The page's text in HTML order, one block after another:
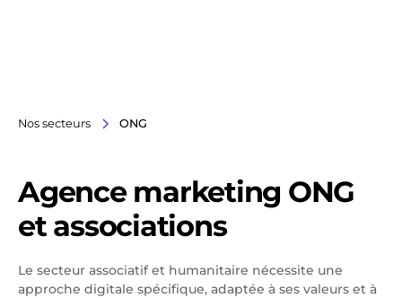
Nos secteurs ONG
Agence marketing ONG
et associations
Le secteur associatif et humanitaire nécessite une
approche digitale spécifique, adaptée à ses valeurs et à